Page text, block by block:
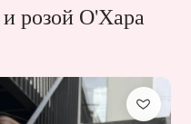
розой О'Хара